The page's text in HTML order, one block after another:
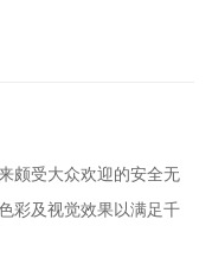
颇受大众欢迎的安全无
彩及视觉效果以满足千